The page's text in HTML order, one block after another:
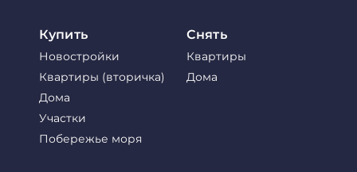
Купить
Новостройки
Квартиры (вторичка)
Дома
Участки
Побережье моря
Снять
Квартиры
Дома